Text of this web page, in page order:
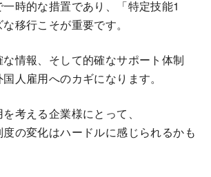
時的な措置であり、「特定技能1
移行こそが重要です。
情報、そして的確なサポート体制
人雇用へのカギになります。
考える企業様にとって、
の変化はハードルに感じられるかも